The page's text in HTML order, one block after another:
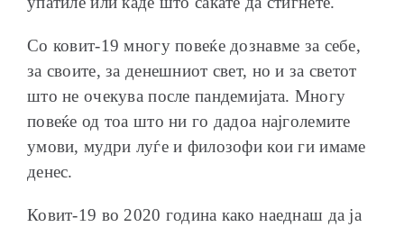
Со ковит-19 многу повеќе дознавме за себе,
за своите, за денешниот свет, но и за светот
што не очекува после пандемијата. Многу
повеќе од тоа што ни го дадоа најголемите
умови, мудри луѓе и филозофи кои ги имаме
денес.
Ковит-19 во 2020 година како наеднаш да ја